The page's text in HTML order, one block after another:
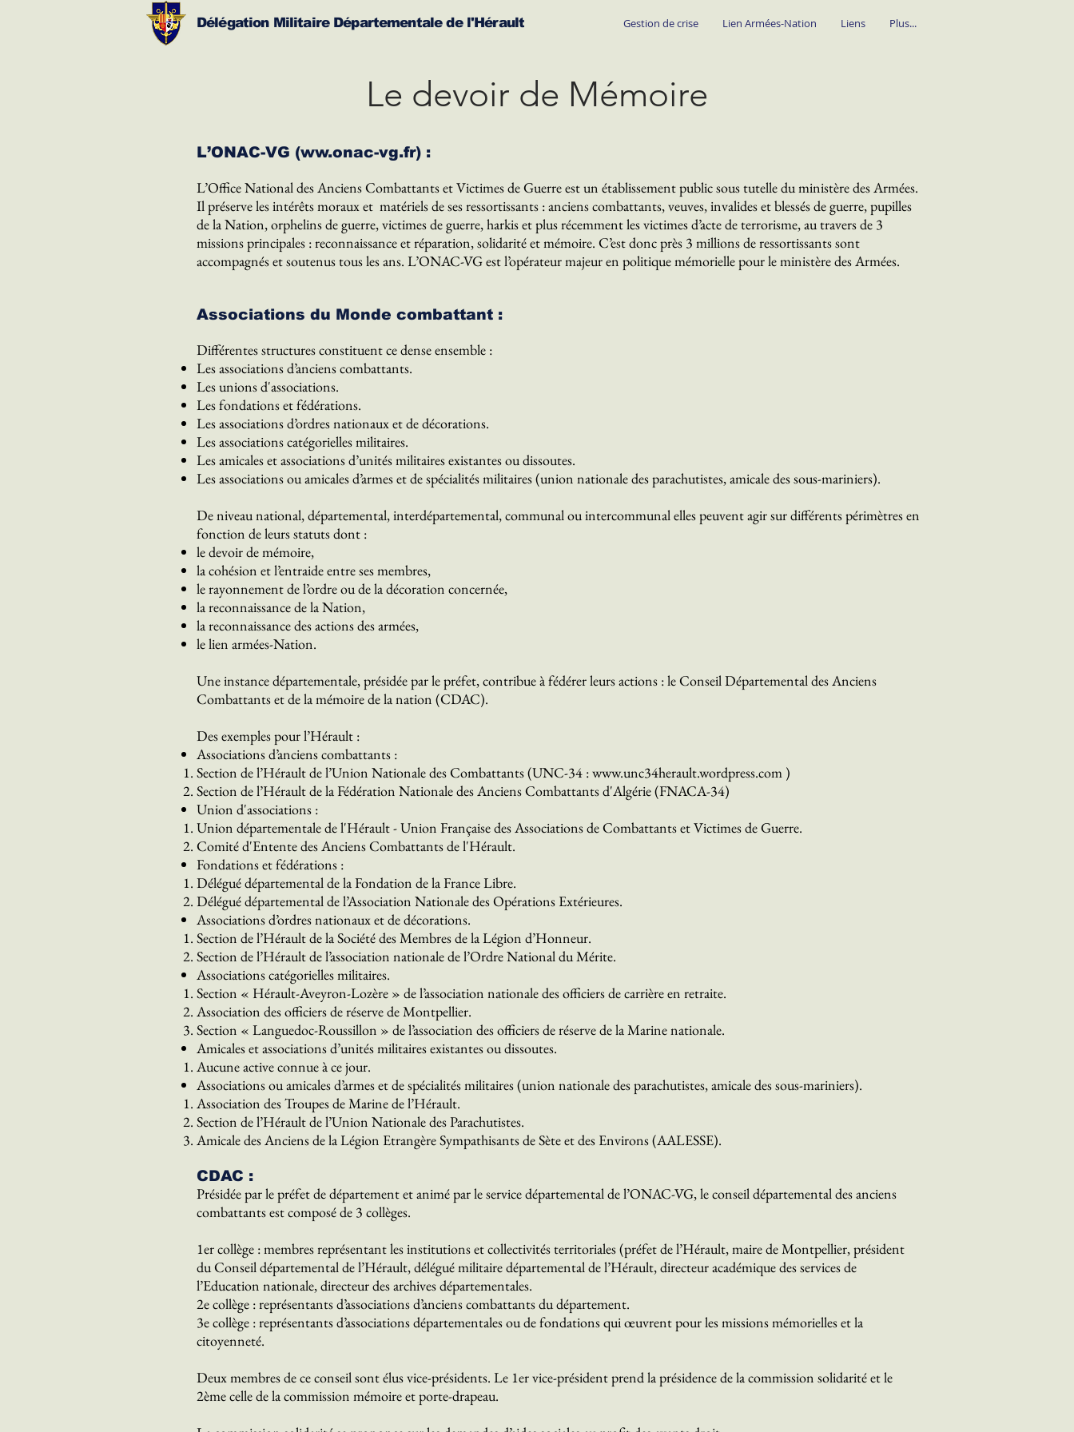
Délégation Militaire Départementale de l'Hérault Gestion de crise Lien Armées-Nation Liens Plus...
Le devoir de Mémoire
L’ONAC-VG (ww.onac-vg.fr) :
L’Office National des Anciens Combattants et Victimes de Guerre est un établissement public sous tutelle du ministère des Armées.
Il préserve les intérêts moraux et matériels de ses ressortissants : anciens combattants, veuves, invalides et blessés de guerre, pupilles
de la Nation, orphelins de guerre, victimes de guerre, harkis et plus récemment les victimes d’acte de terrorisme, au travers de 3
missions principales : reconnaissance et réparation, solidarité et mémoire. C’est donc près 3 millions de ressortissants sont
accompagnés et soutenus tous les ans. L’ONAC-VG est l’opérateur majeur en politique mémorielle pour le ministère des Armées.
Associations du Monde combattant :
Différentes structures constituent ce dense ensemble :
Les associations d’anciens combattants.
Les unions d'associations.
Les fondations et fédérations.
Les associations d’ordres nationaux et de décorations.
Les associations catégorielles militaires.
Les amicales et associations d’unités militaires existantes ou dissoutes.
Les associations ou amicales d’armes et de spécialités militaires (union nationale des parachutistes, amicale des sous-mariniers).
De niveau national, départemental, interdépartemental, communal ou intercommunal elles peuvent agir sur différents périmètres en
fonction de leurs statuts dont :
le devoir de mémoire,
la cohésion et l’entraide entre ses membres,
le rayonnement de l’ordre ou de la décoration concernée,
la reconnaissance de la Nation,
la reconnaissance des actions des armées,
le lien armées-Nation.
Une instance départementale, présidée par le préfet, contribue à fédérer leurs actions : le Conseil Départemental des Anciens
Combattants et de la mémoire de la nation (CDAC).
Des exemples pour l’Hérault :
Associations d’anciens combattants :
Section de l’Hérault de l’Union Nationale des Combattants (UNC-34 :www.unc34herault.wordpress.com )
Section de l’Hérault de la Fédération Nationale des Anciens Combattants d'Algérie (FNACA-34)
Union d'associations :
Union départementale de l'Hérault - Union Française des Associations de Combattants et Victimes de Guerre.
Comité d'Entente des Anciens Combattants de l'Hérault.
Fondations et fédérations :
Délégué départemental de la Fondation de la France Libre.
Délégué départemental de l’Association Nationale des Opérations Extérieures.
Associations d’ordres nationaux et de décorations.
Section de l’Hérault de la Société des Membres de la Légion d’Honneur.
Section de l’Hérault de l’association nationale de l’Ordre National du Mérite.
Associations catégorielles militaires.
Section « Hérault-Aveyron-Lozère » de l’association nationale des officiers de carrière en retraite.
Association des officiers de réserve de Montpellier.
Section « Languedoc-Roussillon » de l’association des officiers de réserve de la Marine nationale.
Amicales et associations d’unités militaires existantes ou dissoutes.
Aucune active connue à ce jour.
Associations ou amicales d’armes et de spécialités militaires (union nationale des parachutistes, amicale des sous-mariniers).
Association des Troupes de Marine de l’Hérault.
Section de l’Hérault de l’Union Nationale des Parachutistes.
Amicale des Anciens de la Légion Etrangère Sympathisants de Sète et des Environs (AALESSE).
CDAC :
Présidée par le préfet de département et animé par le service départemental de l’ONAC-VG, le conseil départemental des anciens
combattants est composé de 3 collèges.
1er collège : membres représentant les institutions et collectivités territoriales (préfet de l’Hérault, maire de Montpellier, président
du Conseil départemental de l’Hérault, délégué militaire départemental de l’Hérault, directeur académique des services de
l’Education nationale, directeur des archives départementales.
2e collège : représentants d’associations d’anciens combattants du département.
3e collège : représentants d’associations départementales ou de fondations qui œuvrent pour les missions mémorielles et la
citoyenneté.
Deux membres de ce conseil sont élus vice-présidents. Le 1er vice-président prend la présidence de la commission solidarité et le
2ème celle de la commission mémoire et porte-drapeau.